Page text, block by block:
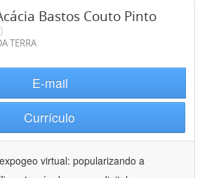
Bastos Couto Pinto
TERRA
E-mail
Currículo
expogeo virtual: popularizando a